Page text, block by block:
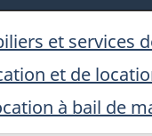
et services
et de
à bail de